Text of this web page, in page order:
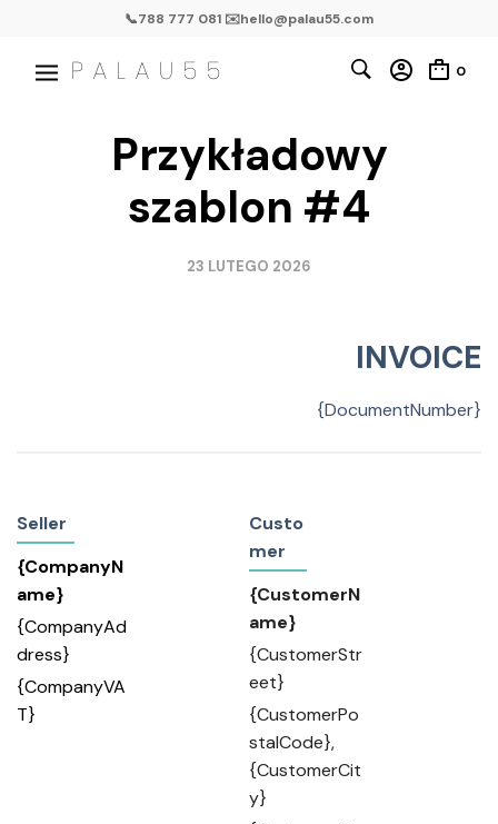
📞788 777 081 ✉️hello@palau55.com
0
Przykładowy
szablon #4
23 LUTEGO 2026
INVOICE
{DocumentNumber}
Seller
{CompanyN
ame}
{CompanyAd
dress}
{CompanyVA
T}
Custo
mer
{CustomerN
ame}
{CustomerStr
eet}
{CustomerPo
stalCode},
{CustomerCit
y}